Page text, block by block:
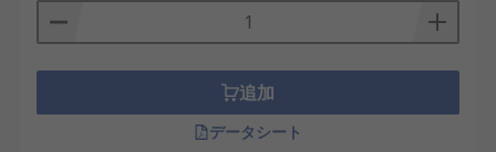
追加
データシート